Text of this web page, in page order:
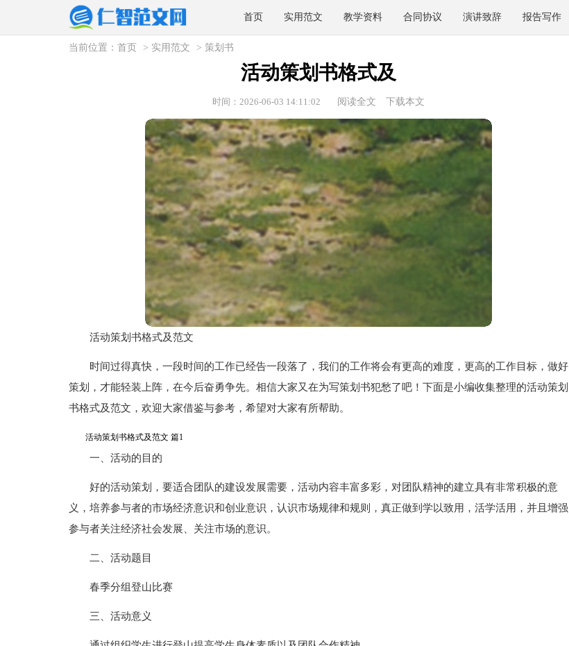
首页 实用范文 教学资料 合同协议 演讲致辞 报告写作
当前位置： 首页 > 实用范文 > 策划书
活动策划书格式及
时间：2026-06-03 14:11:02 阅读全文 下载本文
活动策划书格式及范文
时间过得真快，一段时间的工作已经告一段落了，我们的工作将会有更高的难度，更高的工作目标，做好
策划，才能轻装上阵，在今后奋勇争先。相信大家又在为写策划书犯愁了吧！下面是小编收集整理的活动策划
书格式及范文，欢迎大家借鉴与参考，希望对大家有所帮助。
活动策划书格式及范文 篇1
一、活动的目的
好的活动策划，要适合团队的建设发展需要，活动内容丰富多彩，对团队精神的建立具有非常积极的意
义，培养参与者的市场经济意识和创业意识，认识市场规律和规则，真正做到学以致用，活学活用，并且增强
参与者关注经济社会发展、关注市场的意识。
二、活动题目
春季分组登山比赛
三、活动意义